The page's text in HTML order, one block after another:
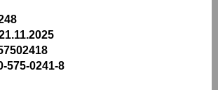
575-0241-8